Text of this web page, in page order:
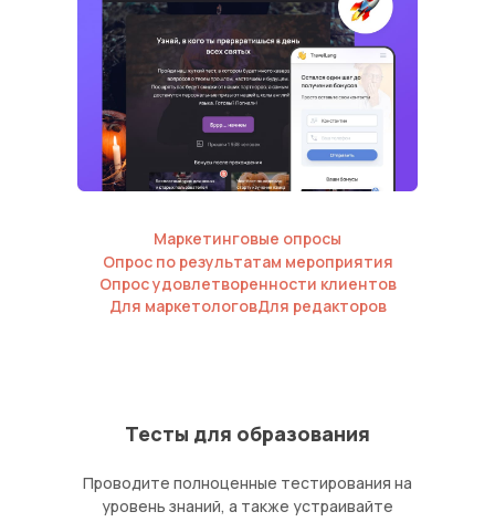
Руководитель группыCalltouch
Анастасия Москвитина
Оперативно запустили голосование
Шеф-редакторЗа Рулем
Константин Васильев
Маркетинговые опросы
Опрос по результатам мероприятия
Опрос удовлетворенности клиентов
Для маркетологовДля редакторов
Тесты для образования
Проводите полноценные тестирования на
уровень знаний, а также устраивайте